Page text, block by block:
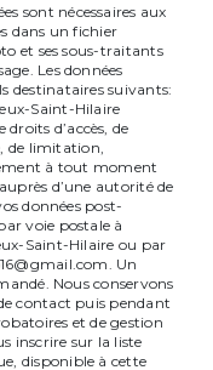
sont nécessaires aux
dans un fichier
et ses sous-traitants
Les données
destinataires suivants:
Saint-Hilaire
d’accès, de
de limitation,
à tout moment
d’une autorité de
données post-
voie postale à
Saint-Hilaire ou par
Un
Nous conservons
contact puis pendant
et de gestion
inscrire sur la liste
disponible à cette